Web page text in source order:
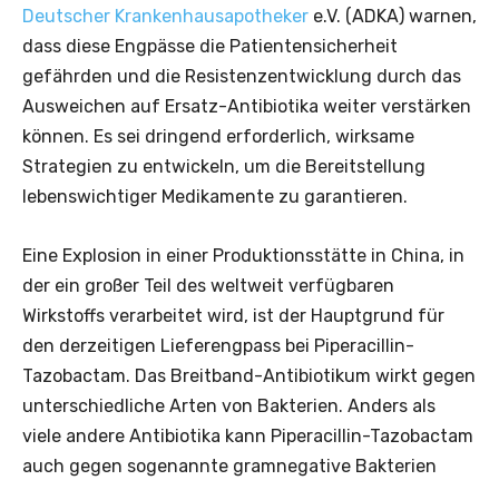
Deutscher Krankenhausapotheker e.V. (ADKA) warnen,
dass diese Engpässe die Patientensicherheit
gefährden und die Resistenzentwicklung durch das
Ausweichen auf Ersatz-Antibiotika weiter verstärken
können. Es sei dringend erforderlich, wirksame
Strategien zu entwickeln, um die Bereitstellung
lebenswichtiger Medikamente zu garantieren.
Eine Explosion in einer Produktionsstätte in China, in
der ein großer Teil des weltweit verfügbaren
Wirkstoffs verarbeitet wird, ist der Hauptgrund für
den derzeitigen Lieferengpass bei Piperacillin-
Tazobactam. Das Breitband-Antibiotikum wirkt gegen
unterschiedliche Arten von Bakterien. Anders als
viele andere Antibiotika kann Piperacillin-Tazobactam
auch gegen sogenannte gramnegative Bakterien